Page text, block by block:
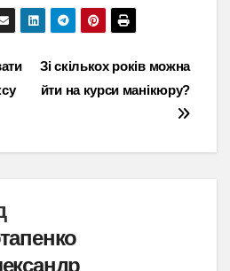
Зі скількох років можна
йти на курси манікюру?